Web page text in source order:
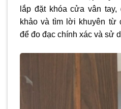
lắp đặt khóa cửa vân
khảo và tìm lời khuyên từ
để đo đạc chính xác và sử